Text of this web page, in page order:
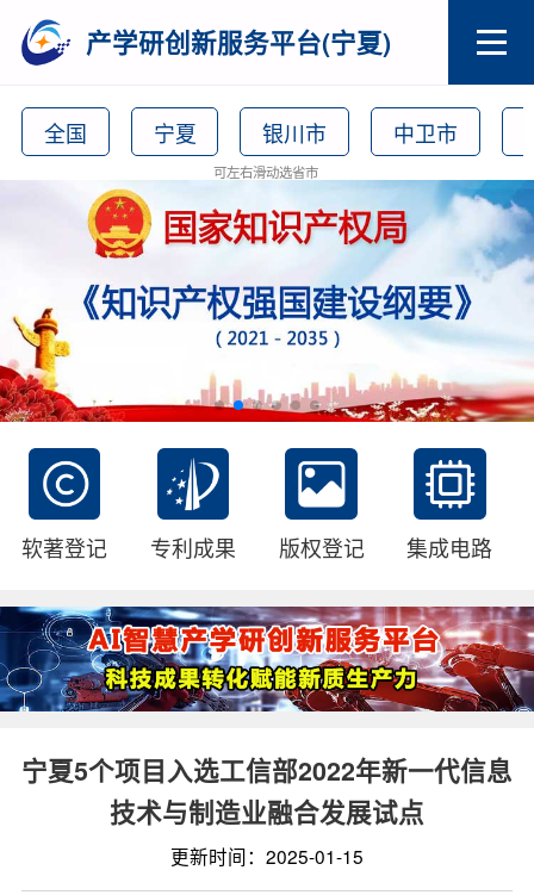
产学研创新服务平台(宁夏)
全国 宁夏 银川市 中卫市
可左右滑动选省市
软著登记 专利成果 版权登记 集成电路
宁夏5个项目入选工信部2022年新一代信息
技术与制造业融合发展试点
更新时间：2025-01-15